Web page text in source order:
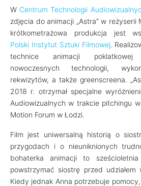
W Centrum Technologii
zdjęcia do animacji „Astra” w reżyserii
krótkometrażowa produkcja jest
Polski Instytut Sztuki Filmowej.
technice animacji
nowoczesnych technologii,
rekwizytów, a także greenscreena.
2018 r. otrzymał specjalne
Audiowizualnych w trakcie pitchingu
Motion Forum w Łodzi.
Film jest uniwersalną historią o
przygodach i o nieuniknionych
bohaterka animacji to
powstrzymać siostrę przed udziałem
Kiedy jednak Anna potrzebuje